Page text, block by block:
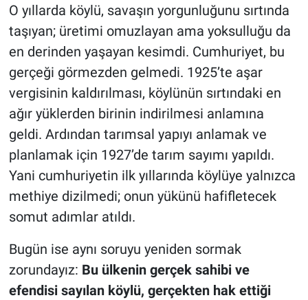
O yıllarda köylü, savaşın yorgunluğunu sırtında
taşıyan; üretimi omuzlayan ama yoksulluğu da
en derinden yaşayan kesimdi. Cumhuriyet, bu
gerçeği görmezden gelmedi. 1925’te aşar
vergisinin kaldırılması, köylünün sırtındaki en
ağır yüklerden birinin indirilmesi anlamına
geldi. Ardından tarımsal yapıyı anlamak ve
planlamak için 1927’de tarım sayımı yapıldı.
Yani cumhuriyetin ilk yıllarında köylüye yalnızca
methiye dizilmedi; onun yükünü hafifletecek
somut adımlar atıldı.
Bugün ise aynı soruyu yeniden sormak
zorundayız: Bu ülkenin gerçek sahibi ve
efendisi sayılan köylü, gerçekten hak ettiği